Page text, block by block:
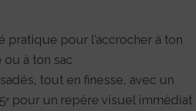
pratique pour l’accrocher à ton
à ton sac
tout en finesse, avec un
pour un repère visuel immédiat